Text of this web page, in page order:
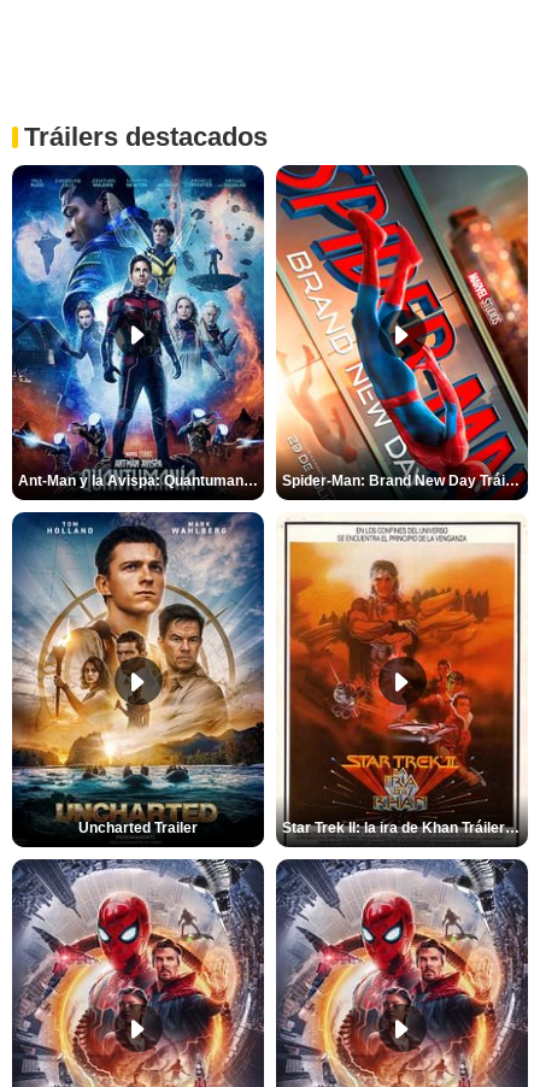
Tráilers destacados
Ant-Man y la Avispa: Quantumanía Tráiler (2) Spider-Man: Brand New Day Tráiler (3)
Uncharted Trailer Star Trek II: la ira de Khan Tráiler VO